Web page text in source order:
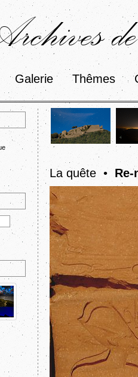
Galerie Thêmes
La quête • Re-